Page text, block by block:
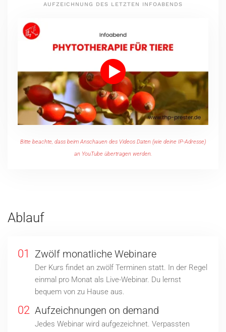
AUFZEICHNUNG DES LETZTEN INFOABENDS
Bitte beachte, dass beim Anschauen des Videos Daten (wie deine IP-Adresse)
an YouTube übertragen werden.
Ablauf
01 Zwölf monatliche Webinare
Der Kurs findet an zwölf Terminen statt. In der Regel
einmal pro Monat als Live-Webinar. Du lernst
bequem von zu Hause aus.
02 Aufzeichnungen on demand
Jedes Webinar wird aufgezeichnet. Verpassten